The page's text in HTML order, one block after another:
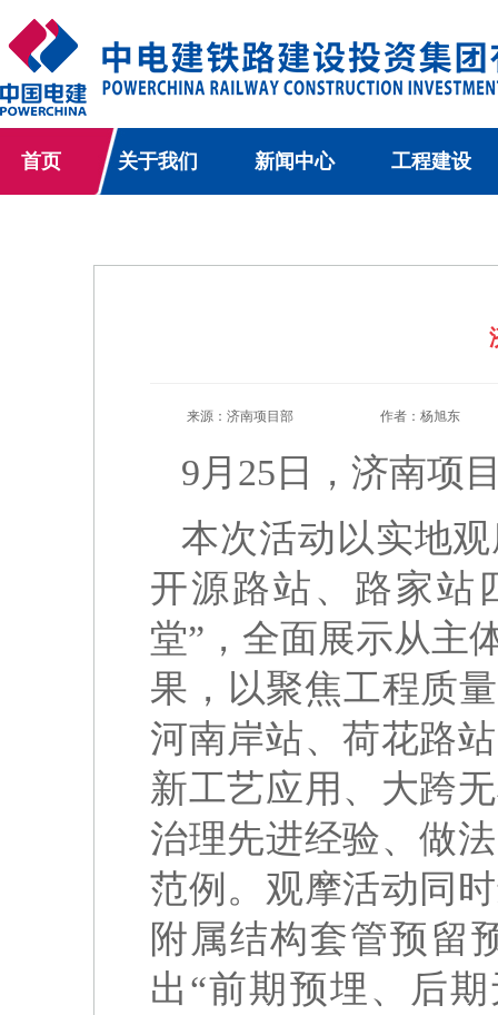
首页 关于我们 新闻中心 工程建设
来源：济南项目部 作者：杨旭东
9月25日，济南项
本次活动以实地
开源路站、路家站
堂”，全面展示从主
果，以聚焦工程质
河南岸站、荷花路
新工艺应用、大跨
治理先进经验、做
范例。观摩活动同
附属结构套管预留
出“前期预埋、后